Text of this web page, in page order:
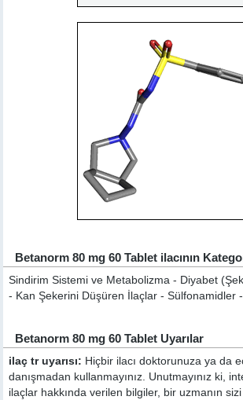
Betanorm 80 mg 60 Tablet ilacının
Sindirim Sistemi ve Metabolizma - Diyabet
- Kan Şekerini Düşüren İlaçlar - Sülfonamidler
Betanorm 80 mg 60 Tablet Uyarılar
ilaç tr uyarısı: Hiçbir ilacı doktorunuza ya da
danışmadan kullanmayınız. Unutmayınız ki,
ilaçlar hakkında verilen bilgiler, bir uzmanın